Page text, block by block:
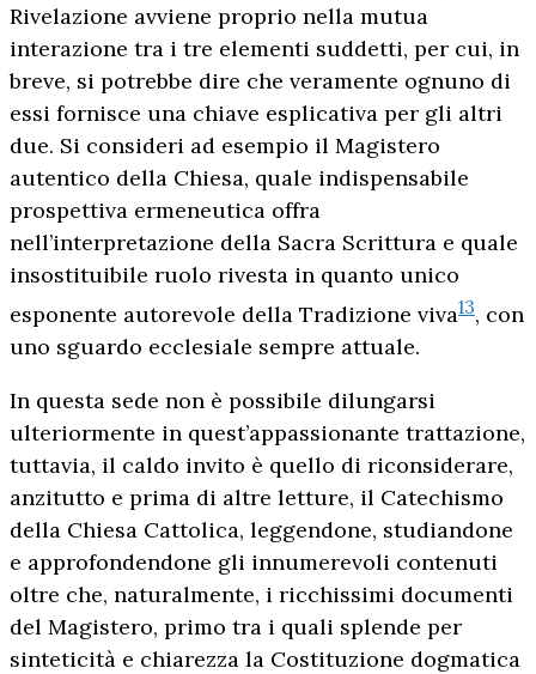
Rivelazione avviene proprio nella mutua
interazione tra i tre elementi suddetti, per cui, in
breve, si potrebbe dire che veramente ognuno di
essi fornisce una chiave esplicativa per gli altri
due. Si consideri ad esempio il Magistero
autentico della Chiesa, quale indispensabile
prospettiva ermeneutica offra
nell’interpretazione della Sacra Scrittura e quale
insostituibile ruolo rivesta in quanto unico
esponente autorevole della Tradizione viva13, con
uno sguardo ecclesiale sempre attuale.
In questa sede non è possibile dilungarsi
ulteriormente in quest’appassionante trattazione,
tuttavia, il caldo invito è quello di riconsiderare,
anzitutto e prima di altre letture, il Catechismo
della Chiesa Cattolica, leggendone, studiandone
e approfondendone gli innumerevoli contenuti
oltre che, naturalmente, i ricchissimi documenti
del Magistero, primo tra i quali splende per
sinteticità e chiarezza la Costituzione dogmatica